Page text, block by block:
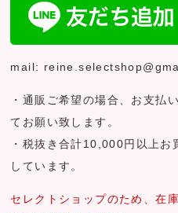
mail:
・通販ご希望の場合、お支払
てお願い致します。
・税抜き合計10,000円以上お
しています。
セレクトショップのため、在